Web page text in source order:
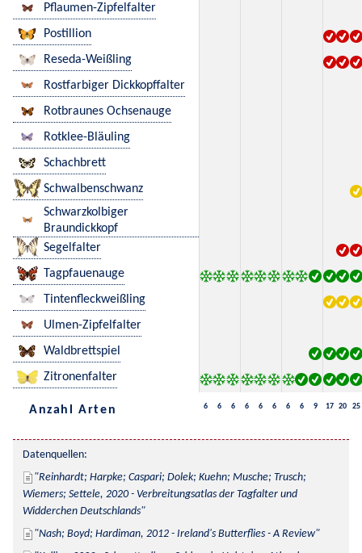
Pflaumen-Zipfelfalter
Postillion
Reseda-Weißling
Rostfarbiger Dickkopffalter
Rotbraunes Ochsenauge
Rotklee-Bläuling
Schachbrett
Schwalbenschwanz
Schwarzkolbiger
Braundickkopf
Segelfalter
Tagpfauenauge
Tintenfleckweißling
Ulmen-Zipfelfalter
Waldbrettspiel
Zitronenfalter
Anzahl Arten 6 6 6 6 6 6 6 6 9 17 20 25
Datenquellen:
Reinhardt; Harpke; Caspari; Dolek; Kuehn; Musche; Trusch;
Wiemers; Settele, 2020 - Verbreitungsatlas der Tagfalter und
Widderchen Deutschlands
Nash; Boyd; Hardiman, 2012 - Ireland's Butterflies - A Review